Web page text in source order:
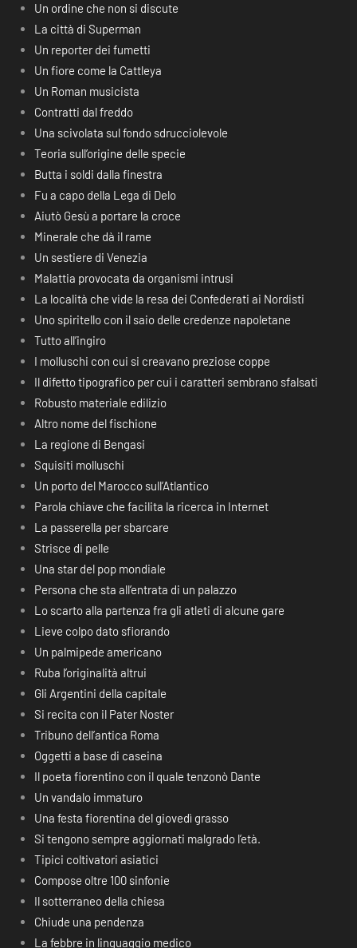
Un ordine che non si discute
La città di Superman
Un reporter dei fumetti
Un fiore come la Cattleya
Un Roman musicista
Contratti dal freddo
Una scivolata sul fondo sdrucciolevole
Teoria sull’origine delle specie
Butta i soldi dalla finestra
Fu a capo della Lega di Delo
Aiutò Gesù a portare la croce
Minerale che dà il rame
Un sestiere di Venezia
Malattia provocata da organismi intrusi
La località che vide la resa dei Confederati ai Nordisti
Uno spiritello con il saio delle credenze napoletane
Tutto all’ingiro
I molluschi con cui si creavano preziose coppe
Il difetto tipografico per cui i caratteri sembrano sfalsati
Robusto materiale edilizio
Altro nome del fischione
La regione di Bengasi
Squisiti molluschi
Un porto del Marocco sull’Atlantico
Parola chiave che facilita la ricerca in Internet
La passerella per sbarcare
Strisce di pelle
Una star del pop mondiale
Persona che sta all’entrata di un palazzo
Lo scarto alla partenza fra gli atleti di alcune gare
Lieve colpo dato sfiorando
Un palmipede americano
Ruba l’originalità altrui
Gli Argentini della capitale
Si recita con il Pater Noster
Tribuno dell’antica Roma
Oggetti a base di caseina
Il poeta fiorentino con il quale tenzonò Dante
Un vandalo immaturo
Una festa fiorentina del giovedì grasso
Si tengono sempre aggiornati malgrado l’età.
Tipici coltivatori asiatici
Compose oltre 100 sinfonie
Il sotterraneo della chiesa
Chiude una pendenza
La febbre in linguaggio medico